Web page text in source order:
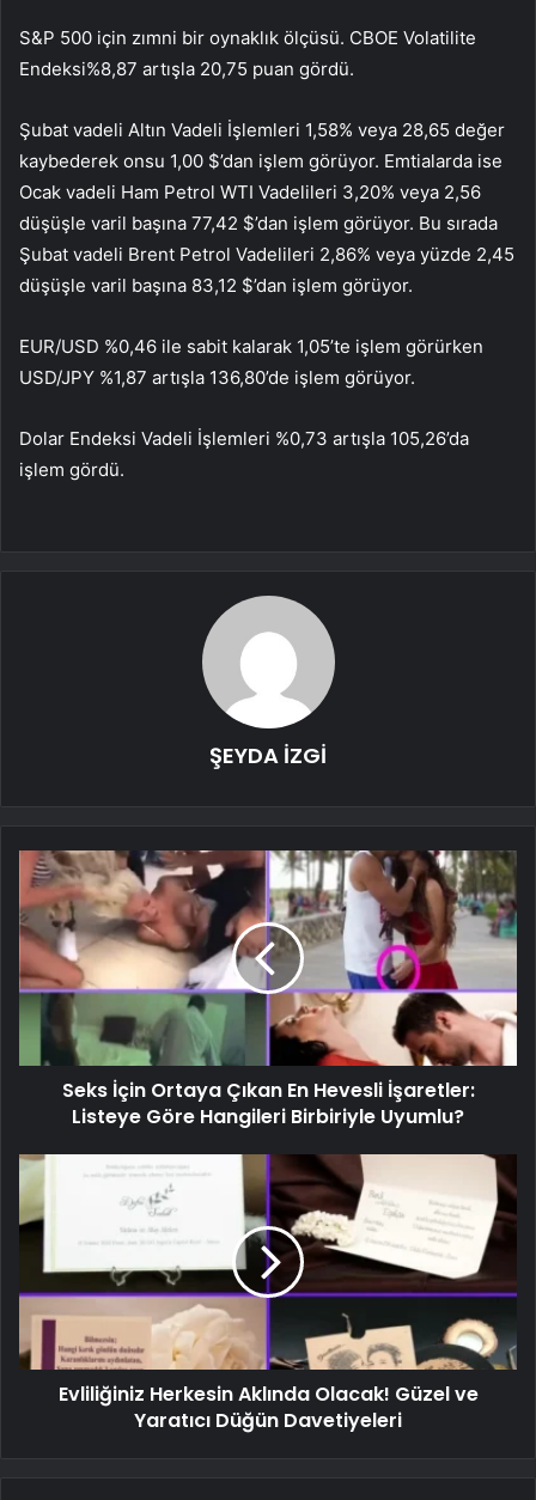
S&P 500 için zımni bir oynaklık ölçüsü. CBOE Volatilite
Endeksi%8,87 artışla 20,75 puan gördü.
Şubat vadeli Altın Vadeli İşlemleri 1,58% veya 28,65 değer
kaybederek onsu 1,00 $’dan işlem görüyor. Emtialarda ise
Ocak vadeli Ham Petrol WTI Vadelileri 3,20% veya 2,56
düşüşle varil başına 77,42 $’dan işlem görüyor. Bu sırada
Şubat vadeli Brent Petrol Vadelileri 2,86% veya yüzde 2,45
düşüşle varil başına 83,12 $’dan işlem görüyor.
EUR/USD %0,46 ile sabit kalarak 1,05’te işlem görürken
USD/JPY %1,87 artışla 136,80’de işlem görüyor.
Dolar Endeksi Vadeli İşlemleri %0,73 artışla 105,26’da
işlem gördü.
ŞEYDA İZGİ
Seks İçin Ortaya Çıkan En Hevesli İşaretler:
Listeye Göre Hangileri Birbiriyle Uyumlu?
Evliliğiniz Herkesin Aklında Olacak! Güzel ve
Yaratıcı Düğün Davetiyeleri